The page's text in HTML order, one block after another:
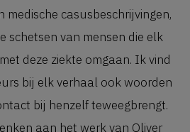
medische casusbeschrijvingen,
schetsen van mensen die elk
deze ziekte omgaan. Ik vind
bij elk verhaal ook woorden
bij henzelf teweegbrengt.
aan het werk van Oliver